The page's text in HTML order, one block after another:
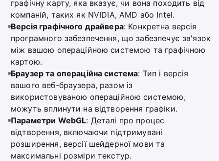
графічну карту, яка вказує, чи вона походить від
компаній, таких як NVIDIA, AMD або Intel.
Версія графічного драйвера: Конкретна версія
програмного забезпечення, що забезпечує зв'язок
між вашою операційною системою та графічною
картою.
Браузер та операційна система: Тип і версія
вашого веб-браузера, разом із
використовуваною операційною системою,
можуть вплинути на відтворення графіки.
Параметри WebGL: Деталі про процес
відтворення, включаючи підтримувані
розширення, версії шейдерної мови та
максимальні розміри текстур.